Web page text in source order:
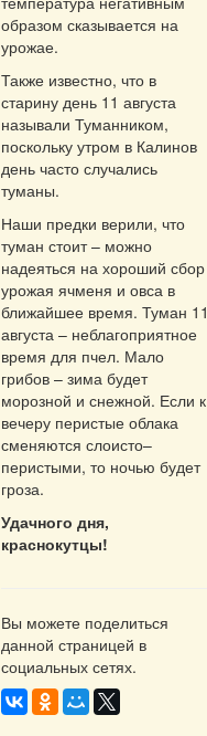
образом сказывается на
урожае.
Также известно, что в
старину день 11 августа
называли Туманником,
поскольку утром в Калинов
день часто случались
туманы.
Наши предки верили, что
туман стоит – можно
надеяться на хороший сбор
урожая ячменя и овса в
ближайшее время. Туман 11
августа – неблагоприятное
время для пчел. Мало
грибов – зима будет
морозной и снежной. Если к
вечеру перистые облака
сменяются слоисто–
перистыми, то ночью будет
гроза.
Удачного дня,
краснокутцы!
Вы можете поделиться
данной страницей в
социальных сетях.